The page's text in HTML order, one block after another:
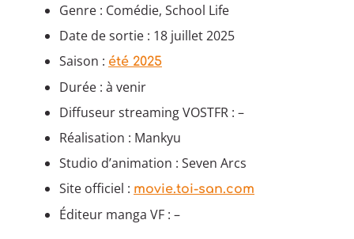
Genre : Comédie, School Life
Date de sortie : 18 juillet 2025
Saison : été 2025
Durée : à venir
Diffuseur streaming VOSTFR : –
Réalisation : Mankyu
Studio d’animation : Seven Arcs
Site officiel : movie.toi-san.com
Éditeur manga VF : –